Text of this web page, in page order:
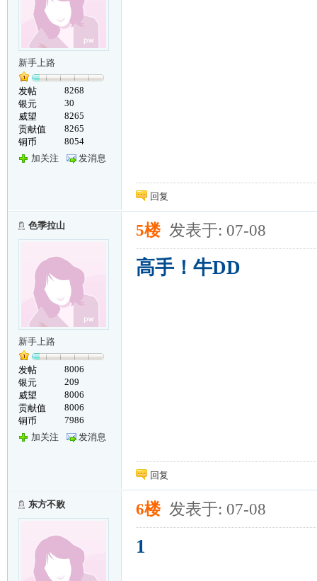
新手上路
发帖
8268
银元
30
威望
8265
贡献值
8265
铜币
8054
加关注
发消息
回复
色季拉山
新手上路
发帖
8006
银元
209
威望
8006
贡献值
8006
铜币
7986
加关注
发消息
5楼 发表于: 07-08
高手！牛DD
回复
东方不败 6楼 发表于: 07-08
1